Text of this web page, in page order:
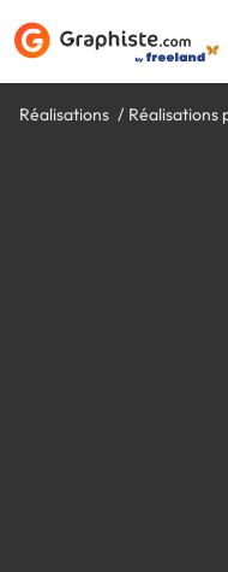
Réalisations Réalisations